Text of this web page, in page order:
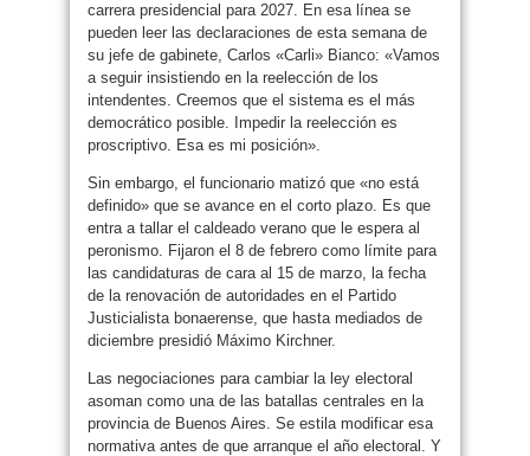
carrera presidencial para 2027. En esa línea se
pueden leer las declaraciones de esta semana de
su jefe de gabinete, Carlos «Carli» Bianco: «Vamos
a seguir insistiendo en la reelección de los
intendentes. Creemos que el sistema es el más
democrático posible. Impedir la reelección es
proscriptivo. Esa es mi posición».
Sin embargo, el funcionario matizó que «no está
definido» que se avance en el corto plazo. Es que
entra a tallar el caldeado verano que le espera al
peronismo. Fijaron el 8 de febrero como límite para
las candidaturas de cara al 15 de marzo, la fecha
de la renovación de autoridades en el Partido
Justicialista bonaerense, que hasta mediados de
diciembre presidió Máximo Kirchner.
Las negociaciones para cambiar la ley electoral
asoman como una de las batallas centrales en la
provincia de Buenos Aires. Se estila modificar esa
normativa antes de que arranque el año electoral. Y